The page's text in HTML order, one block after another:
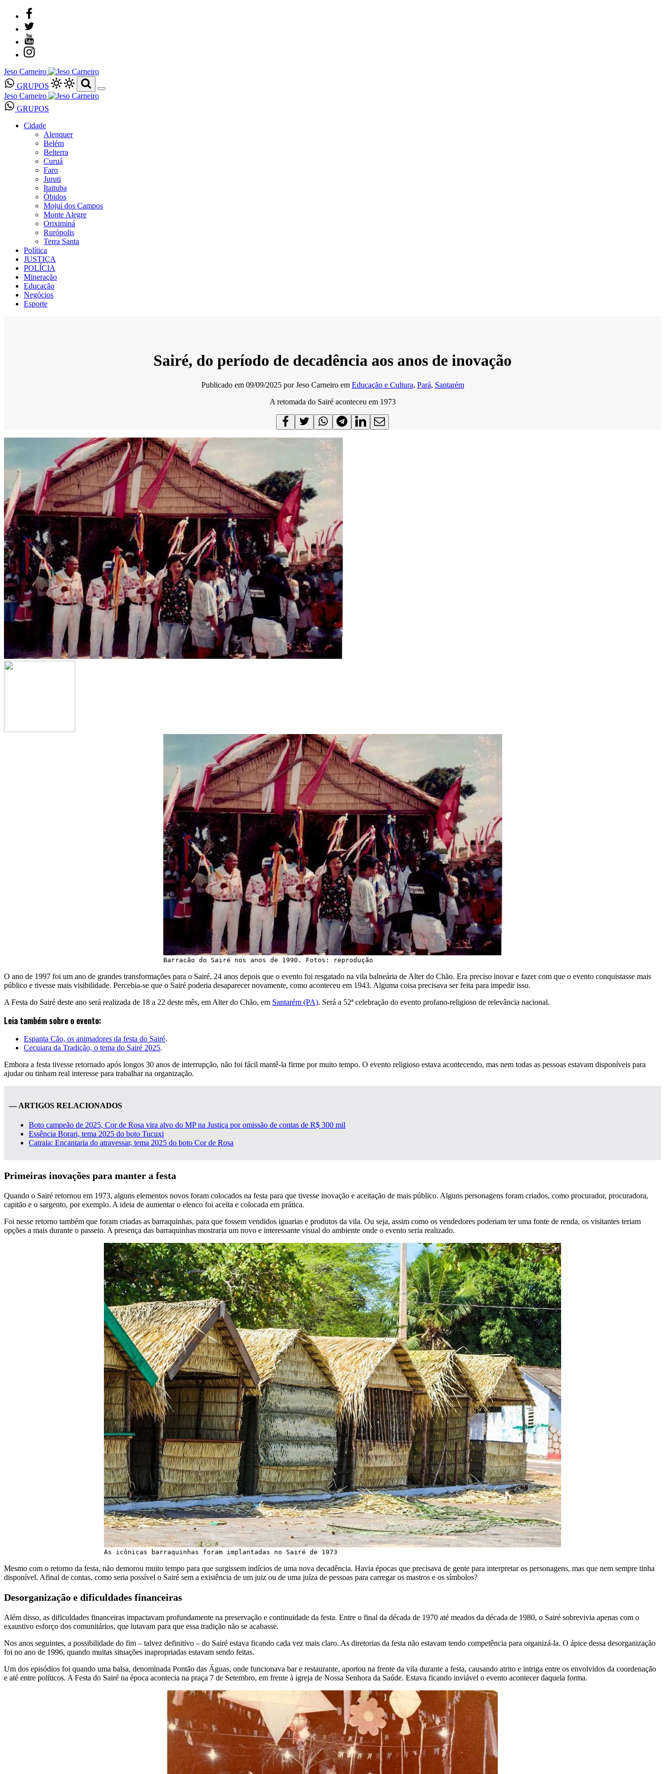
Jeso Carneiro
GRUPOS
Jeso Carneiro
GRUPOS
Cidade
Alenquer
Belém
Belterra
Curuá
Faro
Juruti
Itaituba
Óbidos
Mojuí dos Campos
Monte Alegre
Oriximiná
Rurópolis
Terra Santa
Política
JUSTIÇA
POLÍCIA
Mineração
Educação
Negócios
Esporte
Sairé, do período de decadência aos anos de inovação
Publicado em 09/09/2025 porJeso Carneiro em Educação e Cultura, Pará, Santarém
A retomada do Sairé aconteceu em 1973
Barracão do Sairé nos anos de 1990. Fotos: reprodução
O ano de 1997 foi um ano de grandes transformações para o Sairé, 24 anos depois que o evento foi resgatado na vila balneária de Alter do Chão. Era preciso inovar e fazer com que o evento conquistasse mais
público e tivesse mais visibilidade. Percebia-se que o Sairé poderia desaparecer novamente, como aconteceu em 1943. Alguma coisa precisava ser feita para impedir isso.
A Festa do Sairé deste ano será realizada de 18 a 22 deste mês, em Alter do Chão, em Santarém (PA). Será a 52ª celebração do evento profano-religioso de relevância nacional.
Leia também sobre o evento:
Espanta Cão, os animadores da festa do Sairé.
Cecuiara da Tradição, o tema do Sairé 2025.
Embora a festa tivesse retornado após longos 30 anos de interrupção, não foi fácil mantê-la firme por muito tempo. O evento religioso estava acontecendo, mas nem todas as pessoas estavam disponíveis para
ajudar ou tinham real interesse para trabalhar na organização.
— ARTIGOS RELACIONADOS
Boto campeão de 2025, Cor de Rosa vira alvo do MP na Justiça por omissão de contas de R$ 300 mil
Essência Borari, tema 2025 do boto Tucuxi
Catraia: Encantaria do atravessar, tema 2025 do boto Cor de Rosa
Primeiras inovações para manter a festa
Quando o Sairé retornou em 1973, alguns elementos novos foram colocados na festa para que tivesse inovação e aceitação de mais público. Alguns personagens foram criados, como procurador, procuradora,
capitão e o sargento, por exemplo. A ideia de aumentar o elenco foi aceita e colocada em prática.
Foi nesse retorno também que foram criadas as barraquinhas, para que fossem vendidos iguarias e produtos da vila. Ou seja, assim como os vendedores poderiam ter uma fonte de renda, os visitantes teriam
opções a mais durante o passeio. A presença das barraquinhas mostraria um novo e interessante visual do ambiente onde o evento seria realizado.
As icônicas barraquinhas foram implantadas no Sairé de 1973
Mesmo com o retorno da festa, não demorou muito tempo para que surgissem indícios de uma nova decadência. Havia épocas que precisava de gente para interpretar os personagens, mas que nem sempre tinha
disponível. Afinal de contas, como seria possível o Sairé sem a existência de um juiz ou de uma juíza de pessoas para carregar os mastros e os símbolos?
Desorganização e dificuldades financeiras
Além disso, as dificuldades financeiras impactavam profundamente na preservação e continuidade da festa. Entre o final da década de 1970 até meados da década de 1980, o Sairé sobrevivia apenas com o
exaustivo esforço dos comunitários, que lutavam para que essa tradição não se acabasse.
Nos anos seguintes, a possibilidade do fim – talvez definitivo – do Sairé estava ficando cada vez mais claro. As diretorias da festa não estavam tendo competência para organizá-la. O ápice dessa desorganização
foi no ano de 1996, quando muitas situações inapropriadas estavam sendo feitas.
Um dos episódios foi quando uma balsa, denominada Pontão das Águas, onde funcionava bar e restaurante, aportou na frente da vila durante a festa, causando atrito e intriga entre os envolvidos da coordenação
e até entre políticos. A Festa do Sairé na época acontecia na praça 7 de Setembro, em frente à igreja de Nossa Senhora da Saúde. Estava ficando inviável o evento acontecer daquela forma.